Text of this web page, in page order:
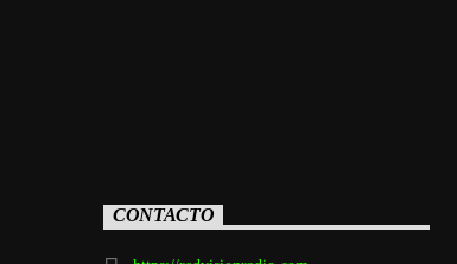
CONTACTO